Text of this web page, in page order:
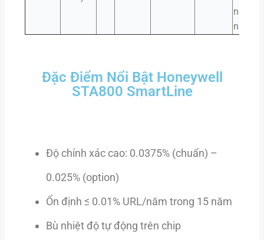
nghiệp
nặng
Đặc Điểm Nổi Bật Honeywell
STA800 SmartLine
Độ chính xác cao: 0.0375% (chuẩn) –
0.025% (option)
Ổn định ≤ 0.01% URL/năm trong 15 năm
Bù nhiệt độ tự động trên chip